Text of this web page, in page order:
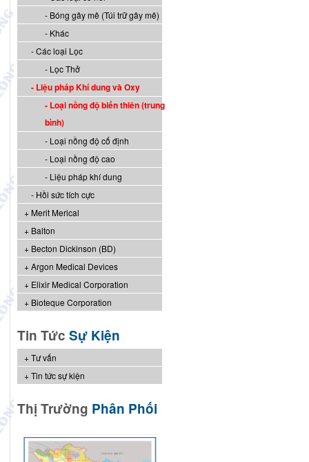
Bóng gây mê (Túi trữ gây mê)
Khác
Các loại Lọc
Lọc Thở
Liệu pháp Khí dung và Oxy
Loại nồng độ biến thiên (trung
bình)
Loại nồng độ cố định
Loại nồng độ cao
Liệu pháp khí dung
Hồi sức tích cực
Merit Merical
Balton
Becton Dickinson (BD)
Argon Medical Devices
Elixir Medical Corporation
Bioteque Corporation
Tin Tức Sự Kiện
Tư vấn
Tin tức sự kiện
Thị Trường Phân Phối